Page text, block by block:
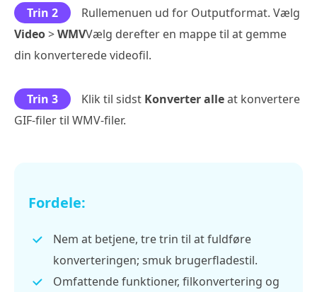
Trin 2
Rullemenuen ud for Outputformat. Vælg
Video>WMVVælg derefter en mappe til at gemme
din konverterede videofil.
Trin 3 Klik til sidst Konverter alleat konvertere
GIF-filer til WMV-filer.
Fordele:
Nem at betjene, tre trin til at fuldføre
konverteringen; smuk brugerfladestil.
Omfattende funktioner, filkonvertering og